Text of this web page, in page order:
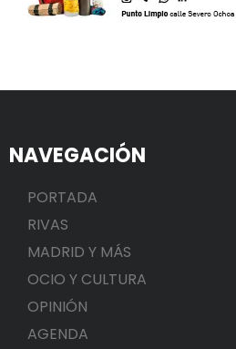
NAVEGACIÓN
PORTADA
RIVAS
MADRID Y MÁS
OCIO Y CULTURA
OPINIÓN
AGENDA